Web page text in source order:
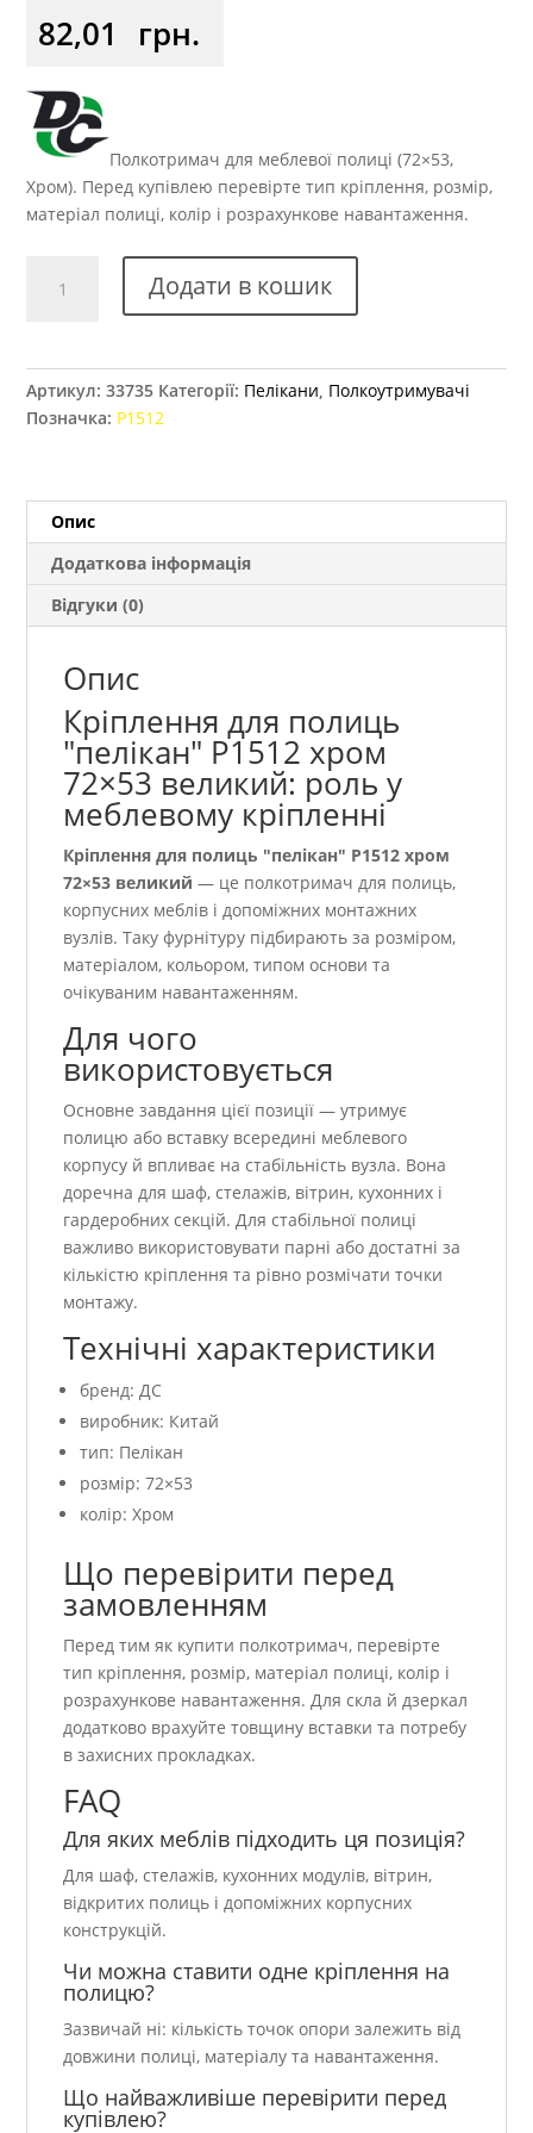
82,01 грн.
Полкотримач для меблевої полиці (72×53,
Хром). Перед купівлею перевірте тип кріплення, розмір,
матеріал полиці, колір і розрахункове навантаження.
хром
Додати в кошик
Артикул:33735 Категорії: Пелікани, Полкоутримувачі
Позначка: Р1512
Опис
Додаткова інформація
Відгуки (0)
Опис
Кріплення для полиць
"пелікан" Р1512 хром
72×53 великий: роль у
меблевому кріпленні
Кріплення для полиць "пелікан" Р1512 хром
72×53 великий — це полкотримач для полиць,
корпусних меблів і допоміжних монтажних
вузлів. Таку фурнітуру підбирають за розміром,
матеріалом, кольором, типом основи та
очікуваним навантаженням.
Для чого
використовується
Основне завдання цієї позиції — утримує
полицю або вставку всередині меблевого
корпусу й впливає на стабільність вузла. Вона
доречна для шаф, стелажів, вітрин, кухонних і
гардеробних секцій. Для стабільної полиці
важливо використовувати парні або достатні за
кількістю кріплення та рівно розмічати точки
монтажу.
Технічні характеристики
бренд: ДС
виробник: Китай
тип: Пелікан
розмір: 72×53
колір: Хром
Що перевірити перед
замовленням
Перед тим як купити полкотримач, перевірте
тип кріплення, розмір, матеріал полиці, колір і
розрахункове навантаження. Для скла й дзеркал
додатково врахуйте товщину вставки та потребу
в захисних прокладках.
FAQ
Для яких меблів підходить ця позиція?
Для шаф, стелажів, кухонних модулів, вітрин,
відкритих полиць і допоміжних корпусних
конструкцій.
Чи можна ставити одне кріплення на
полицю?
Зазвичай ні: кількість точок опори залежить від
довжини полиці, матеріалу та навантаження.
Що найважливіше перевірити перед
купівлею?